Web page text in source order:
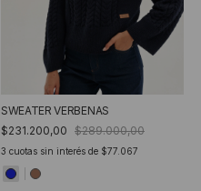
SWEATER VERBENAS
$231.200,00 $289.000,00
3 cuotas sin interés de $77.067